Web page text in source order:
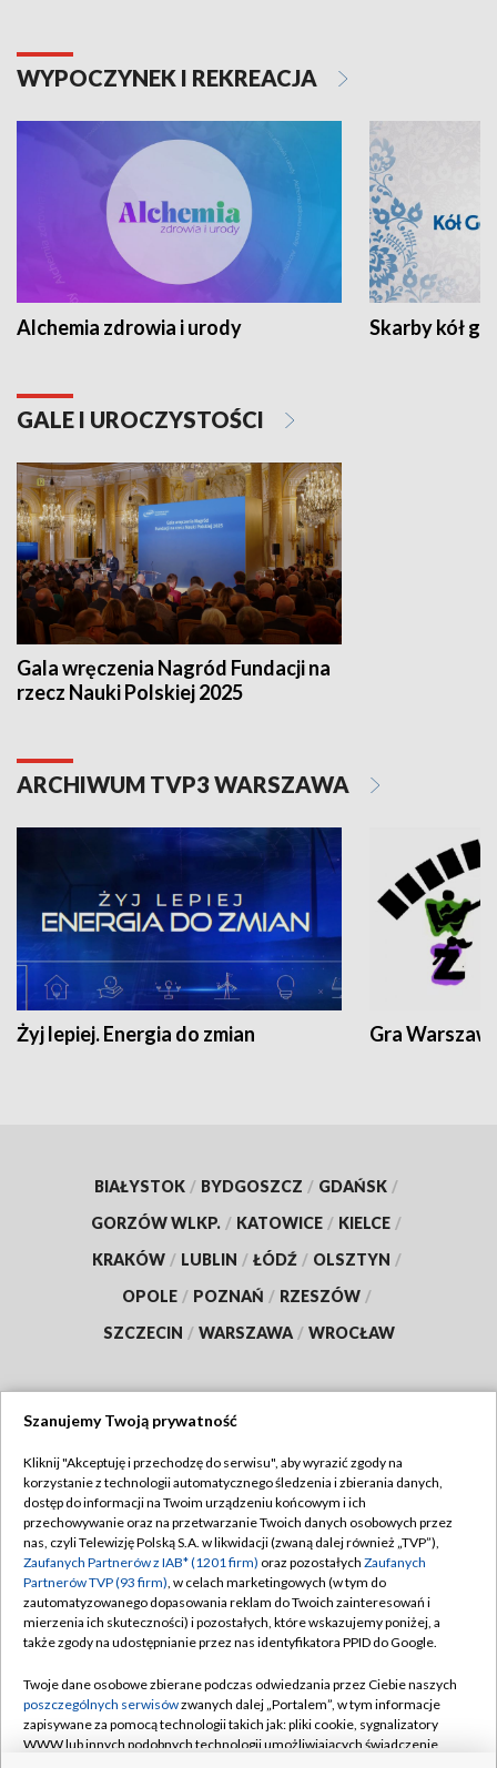
WYPOCZYNEK I REKREACJA
Alchemia zdrowia i urody Skarby kół
GALE I UROCZYSTOŚCI
Gala wręczenia Nagród Fundacji na
rzecz Nauki Polskiej 2025
ARCHIWUM TVP3 WARSZAWA
Żyj lepiej. Energia do zmian Gra
BIAŁYSTOK / BYDGOSZCZ / GDAŃSK /
GORZÓW WLKP. / KATOWICE / KIELCE /
KRAKÓW / LUBLIN / ŁÓDŹ / OLSZTYN /
OPOLE / POZNAŃ / RZESZÓW /
SZCZECIN / WARSZAWA / WROCŁAW
TVP
Abonament TVP
Emisja w TVP
Centrum informacji TVP
Naziemna Telewizja Cyfrowa
Rada Programowa
System NOS
Regulamin TVP
Polityka prywatności
Moje zgody
Pomoc
Kontakt
Szanujemy Twoją prywatność
Kliknij "Akceptuję i przechodzę do serwisu", aby wyrazić zgody na
korzystanie z technologii automatycznego śledzenia i zbierania danych,
dostęp do informacji na Twoim urządzeniu końcowym i ich
przechowywanie oraz na przetwarzanie Twoich danych osobowych przez
nas, czyli Telewizję Polską S.A. w likwidacji (zwaną dalej również „TVP”),
Zaufanych Partnerów z IAB* (1201 firm) oraz pozostałych Zaufanych
Partnerów TVP (93 firm), w celach marketingowych (w tym do
zautomatyzowanego dopasowania reklam do Twoich zainteresowań i
mierzenia ich skuteczności) i pozostałych, które wskazujemy poniżej, a
także zgody na udostępnianie przez nas identyfikatora PPID do Google.
Twoje dane osobowe zbierane podczas odwiedzania przez Ciebie naszych
poszczególnych serwisówzwanych dalej „Portalem”, w tym informacje
zapisywane za pomocą technologii takich jak: pliki cookie, sygnalizatory
WWW lub innych podobnych technologii umożliwiających świadczenie